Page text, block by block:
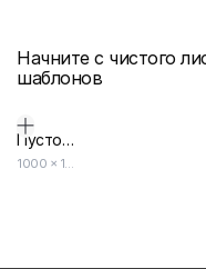
Начните с чистого
шаблонов
Пустой дизайн-макет
1000 × 1000